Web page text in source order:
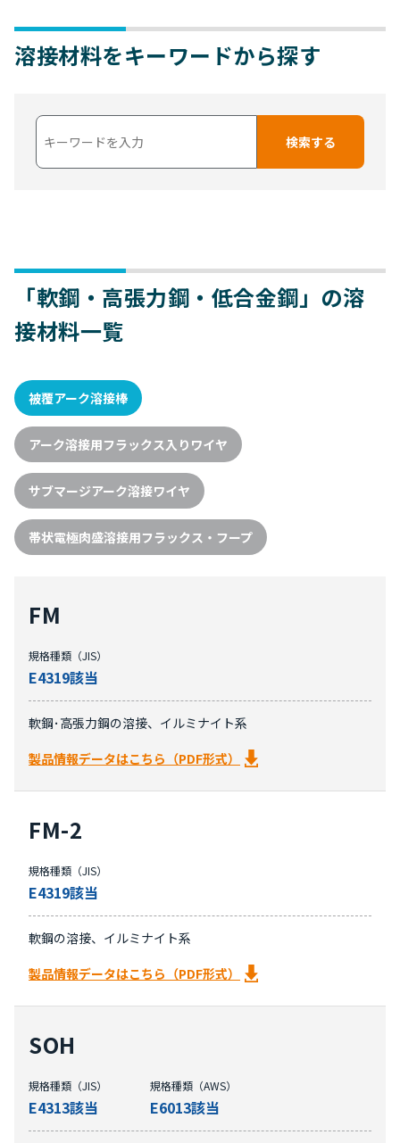
溶接材料をキーワードから探す
「軟鋼・高張力鋼・低合金鋼」の溶
接材料一覧
被覆アーク溶接棒
アーク溶接用フラックス入りワイヤ
サブマージアーク溶接ワイヤ
帯状電極肉盛溶接用フラックス・フープ
FM
規格種類（JIS）
E4319該当
軟鋼･高張力鋼の溶接、イルミナイト系
製品情報データはこちら（PDF形式）
FM-2
規格種類（JIS）
E4319該当
軟鋼の溶接、イルミナイト系
製品情報データはこちら（PDF形式）
SOH
規格種類（JIS）
E4313該当
規格種類（AWS）
E6013該当